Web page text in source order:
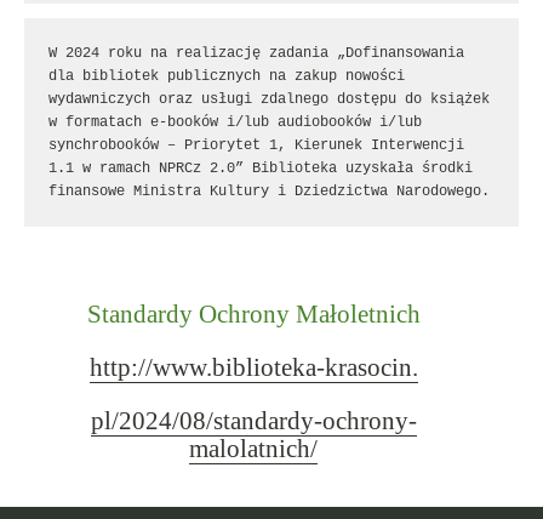
W 2024 roku na realizację zadania „Dofinansowania
dla bibliotek publicznych na zakup nowości
wydawniczych oraz usługi zdalnego dostępu do książek
w formatach e-booków i/lub audiobooków i/lub
synchrobooków – Priorytet 1, Kierunek Interwencji
1.1 w ramach NPRCz 2.0” Biblioteka uzyskała środki
finansowe Ministra Kultury i Dziedzictwa Narodowego.
Standardy Ochrony Małoletnich
http://www.biblioteka-krasocin.
pl/2024/08/standardy-ochrony-
malolatnich/